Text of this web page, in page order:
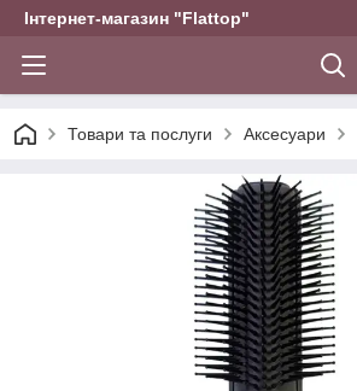
Інтернет-магазин "Flattop"
Товари та послуги Аксесуари